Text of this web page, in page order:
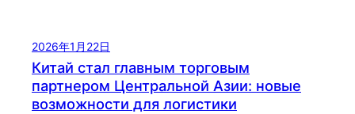
2026年1月22日
Китай стал главным торговым
партнером Центральной Азии: новые
возможности для логистики